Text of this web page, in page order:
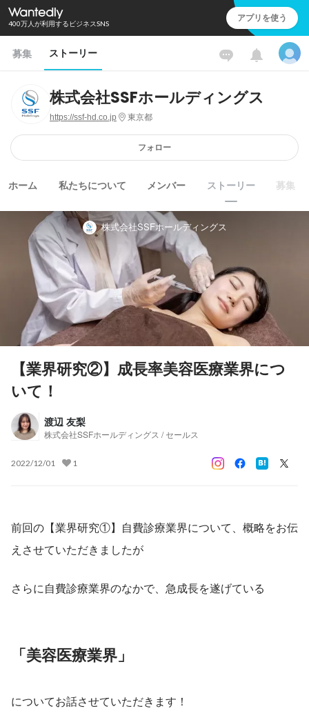
400万人が利用するビジネスSNS アプリを使う
募集 ストーリー
株式会社SSFホールディングス
https://ssf-hd.co.jp 東京都
フォロー
ホーム 私たちについて メンバー ストーリー 募集
株式会社SSFホールディングス
【業界研究②】成長率美容医療業界につ
いて！
渡辺 友梨
株式会社SSFホールディングス / セールス
2022/12/01 1
前回の【業界研究①】自費診療業界について、概略をお伝
えさせていただきましたが
さらに自費診療業界のなかで、急成長を遂げている
「美容医療業界」
についてお話させていただきます！